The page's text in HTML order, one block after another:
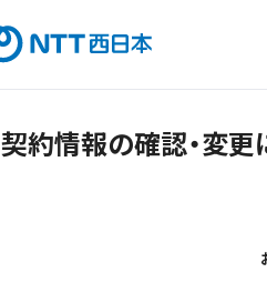
契約情報の確認・変更